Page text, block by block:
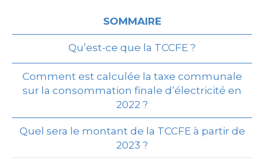
SOMMAIRE
Qu’est-ce que la TCCFE ?
Comment est calculée la taxe communale
sur la consommation finale d’électricité en
2022 ?
Quel sera le montant de la TCCFE à partir de
2023 ?